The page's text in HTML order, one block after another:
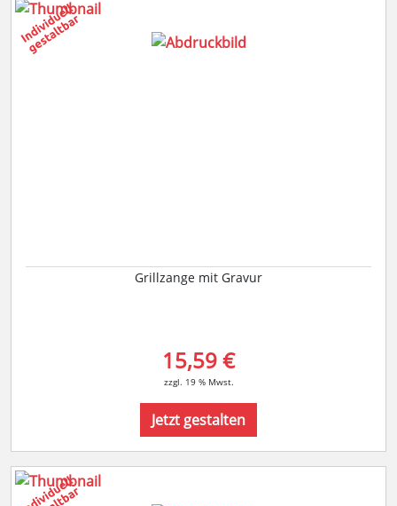
Grillzange mit Gravur
15,59 €
zzgl. 19 % Mwst.
Jetzt gestalten